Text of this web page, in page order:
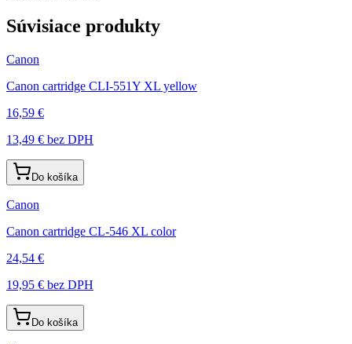
Súvisiace produkty
Canon
Canon cartridge CLI-551Y XL yellow
16,59 €
13,49 € bez DPH
Do košíka
Canon
Canon cartridge CL-546 XL color
24,54 €
19,95 € bez DPH
Do košíka